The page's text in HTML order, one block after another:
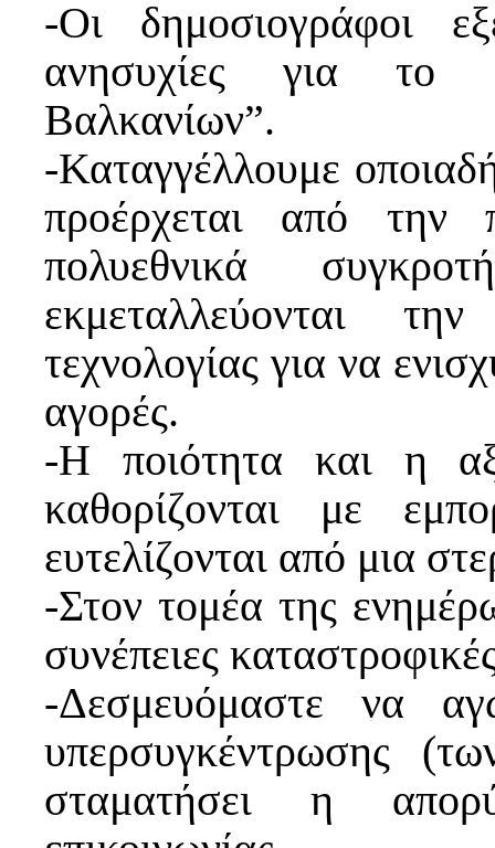
-Οι δημοσιογράφοι
ανησυχίες για το
Βαλκανίων”.
-Καταγγέλλουμε
προέρχεται από την
πολυεθνικά
εκμεταλλεύονται
τεχνολογίας για να
αγορές.
-Η ποιότητα και η
καθορίζονται με
ευτελίζονται από μια
-Στον τομέα της
συνέπειες
-Δεσμευόμαστε να
υπερσυγκέντρωσης
σταματήσει η